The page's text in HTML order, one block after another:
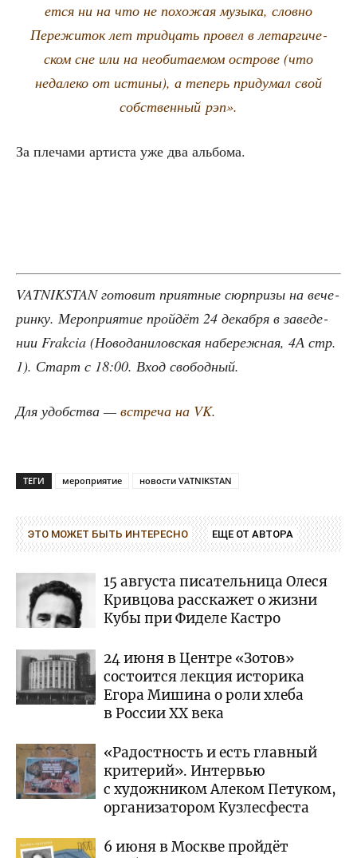
ет­ся ни на что не похо­жая музы­ка, слов­но
Пере­жи­ток лет трид­цать про­вел в летар­ги­че­
ском сне или на необи­та­е­мом ост­ро­ве (что
неда­ле­ко от исти­ны), а теперь при­ду­мал свой
соб­ствен­ный рэп».
За пле­ча­ми арти­ста уже два альбома.
VATNIKSTAN гото­вит при­ят­ные сюр­при­зы на вече­
рин­ку. Меро­при­я­тие прой­дёт 24 декаб­ря в заве­де­
нии Frakcia (Ново­да­ни­лов­ская набе­реж­ная, 4А стр.
1). Старт с 18:00. Вход свободный.
Для удоб­ства — встре­ча на VK.
ТЕГИ мероприятие новости VATNIKSTAN
ЭТО МОЖЕТ БЫТЬ ИНТЕРЕСНО ЕЩЕ ОТ АВТОРА
15 августа писательница Олеся
Кривцова расскажет о жизни
Кубы при Фиделе Кастро
24 июня в Центре «Зотов»
состоится лекция историка
Егора Мишина о роли хлеба
в России XX века
«Радостность и есть главный
критерий». Интервью
с художником Алеком Петуком,
организатором Кузлесфеста
6 июня в Москве пройдёт